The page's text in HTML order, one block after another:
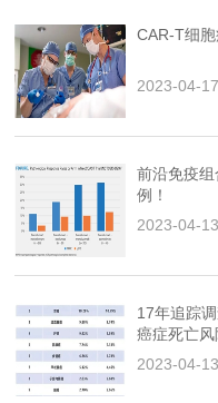
CAR-T细
2023-04-17
前沿免疫
例！
2023-04-13
17年追踪
癌症死亡
2023-04-13